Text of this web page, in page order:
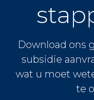
Download ons
subsidie
wat u moet
te